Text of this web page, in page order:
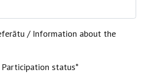
/ Information about the
status*